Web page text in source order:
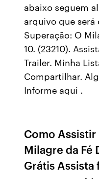
abaixo seguem
arquivo que
Superação: O
10. (23210).
Trailer. Minha
Compartilhar.
Informe aqui .
Como Assistir
Milagre da Fé
Grátis Assista